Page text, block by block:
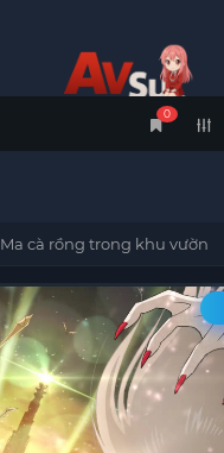
0
Ma cà rồng trong khu vườn